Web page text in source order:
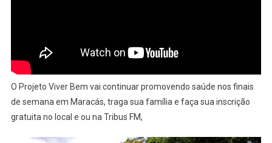
O Projeto Viver Bem vai continuar promovendo saúde nos finais
de semana em Maracás, traga sua família e faça sua inscrição
gratuita no local e ou na Tribus FM,